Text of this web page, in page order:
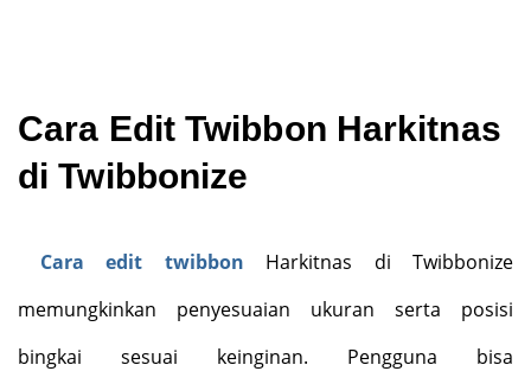
Cara Edit Twibbon Harkitnas
di Twibbonize
Cara edit twibbon Harkitnas di Twibbonize
memungkinkan penyesuaian ukuran serta posisi
bingkai sesuai keinginan. Pengguna bisa